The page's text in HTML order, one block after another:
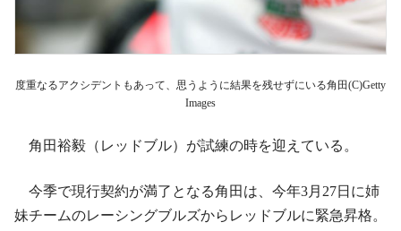
度重なるアクシデントもあって、思うように結果を残せずにいる角田(C)Getty
Images
角田裕毅（レッドブル）が試練の時を迎えている。
今季で現行契約が満了となる角田は、今年3月27日に姉
妹チームのレーシングブルズからレッドブルに緊急昇格。